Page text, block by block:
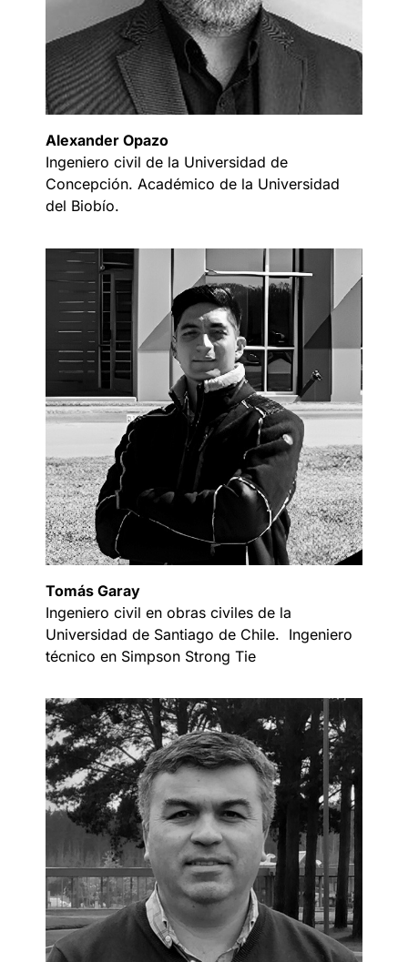
Alexander Opazo
Ingeniero civil de la Universidad de
Concepción. Académico de la Universidad
del Biobío.
Tomás Garay
Ingeniero civil en obras civiles de la
Universidad de Santiago de Chile. Ingeniero
técnico en Simpson Strong Tie